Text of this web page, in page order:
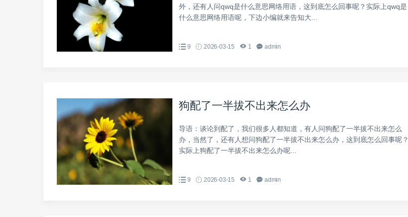
外，还有人问qwq是什么意思网络用语，这到底怎么回事呢？实际上qwq是
什么意思网络用语呢，下边小编就来告知大...
9 2026-03-15 1 admin
狗配了一半拔不出来怎么办
导语：谈论到配了，我们很多人都知道，有人问狗配了一半拔不出来怎么
办，当然了，还有人想问狗配了一半拔不出来怎么办，这到底怎么回事呢？
实际上狗配了一半拔不出来怎么办呢...
9 2026-03-15 1 admin